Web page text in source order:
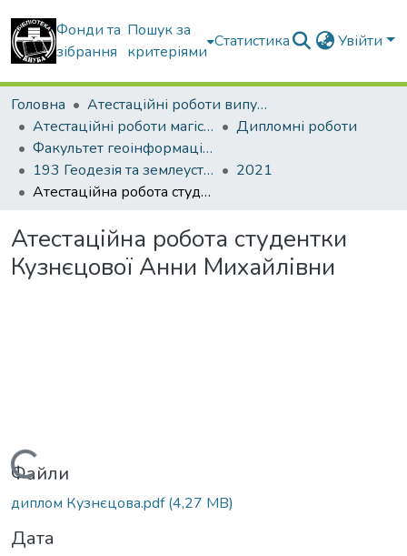
Фонди та
зібрання
Пошук за
критеріями
Статистика Увійти
Головна
Атестаційні роботи випускників
Атестаційні роботи магістрів
Дипломні роботи
Факультет геоінформаційних систем та управління територіями
193 Геодезія та землеустрій. Геоінформаційні системи і технології
2021
Атестаційна робота студентки Кузнєцової Анни Михайлівни
Атестаційна робота студентки
Кузнєцової Анни Михайлівни
Вантажиться...
Файли
диплом Кузнєцова.pdf(4,27 MB)
Дата